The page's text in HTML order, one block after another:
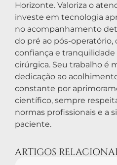
Horizonte. Valoriza o
investe em tecnologia
no acompanhamento
do pré ao pós-operatório,
confiança e
cirúrgica. Seu trabalho é
dedicação ao
constante por
científico, sempre
normas profissionais e a
paciente.
ARTIGOS